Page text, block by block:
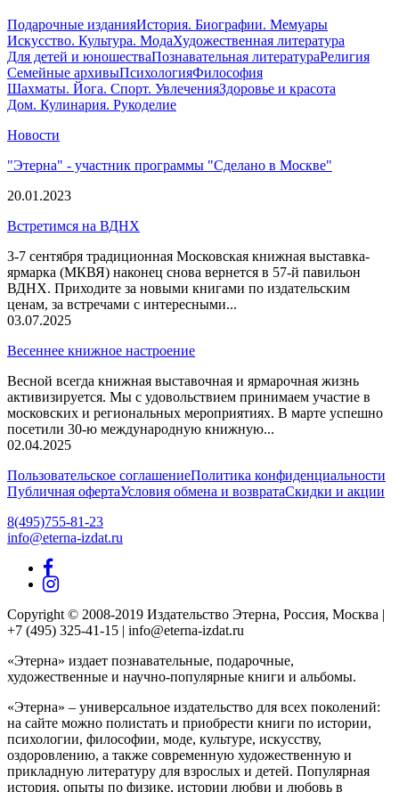
Подарочные изданияИстория. Биографии. Мемуары
Искусство. Культура. МодаХудожественная литература
Для детей и юношестваПознавательная литератураРелигия
Семейные архивыПсихологияФилософия
Шахматы. Йога. Спорт. УвлеченияЗдоровье и красота
Дом. Кулинария. Рукоделие
Новости
"Этерна" - участник программы "Сделано в Москве"
20.01.2023
Встретимся на ВДНХ
3-7 сентября традиционная Московская книжная выставка-
ярмарка (МКВЯ) наконец снова вернется в 57-й павильон
ВДНХ. Приходите за новыми книгами по издательским
ценам, за встречами с интересными...
03.07.2025
Весеннее книжное настроение
Весной всегда книжная выставочная и ярмарочная жизнь
активизируется. Мы с удовольствием принимаем участие в
московских и региональных мероприятиях. В марте успешно
посетили 30-ю международную книжную...
02.04.2025
Пользовательское соглашениеПолитика конфиденциальности
Публичная офертаУсловия обмена и возвратаСкидки и акции
8(495)755-81-23
info@eterna-izdat.ru
Copyright © 2008-2019 Издательство Этерна, Россия, Москва |
+7 (495) 325-41-15 | info@eterna-izdat.ru
«Этерна» издает познавательные, подарочные,
художественные и научно-популярные книги и альбомы.
«Этерна» – универсальное издательство для всех поколений:
на сайте можно полистать и приобрести книги по истории,
психологии, философии, моде, культуре, искусству,
оздоровлению, а также современную художественную и
прикладную литературу для взрослых и детей. Популярная
история, опыты по физике, истории любви и любовь в